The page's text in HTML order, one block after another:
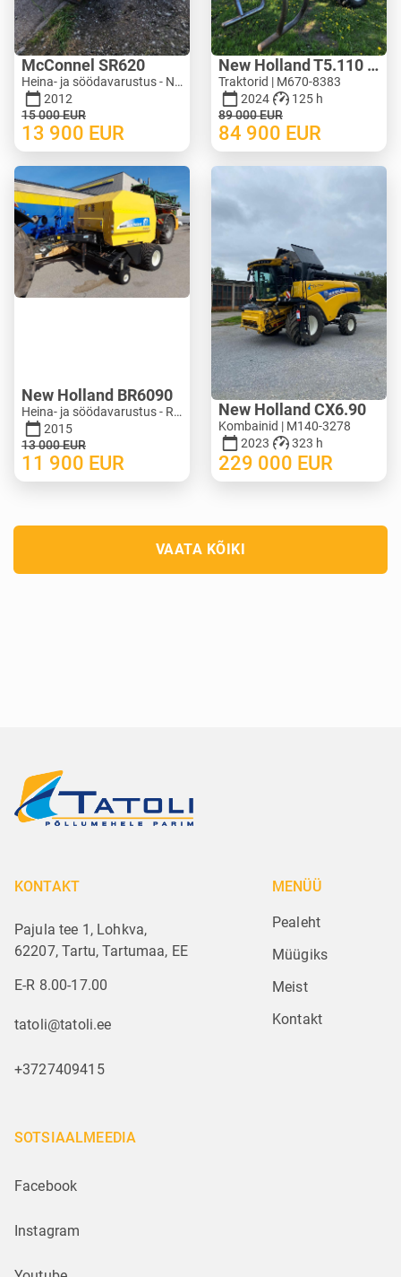
McConnel SR620
Heina- ja söödavarustus - Niidukid | M620-1071
2012
15 000EUR
13 900 EUR
New Holland T5.110 ElectroCommand
Traktorid | M670-8383
2024
125 h
89 000EUR
84 900 EUR
New Holland BR6090
Heina- ja söödavarustus - Ruloonpressid | M388-0128
2015
13 000EUR
11 900 EUR
New Holland CX6.90
Kombainid | M140-3278
2023
323 h
229 000 EUR
VAATA KÕIKI
KONTAKT
Pajula tee 1, Lohkva,
62207, Tartu, Tartumaa, EE
E-R 8.00-17.00
tatoli@tatoli.ee
+3727409415
MENÜÜ
Pealeht
Müügiks
Meist
Kontakt
SOTSIAALMEEDIA
Facebook
Instagram